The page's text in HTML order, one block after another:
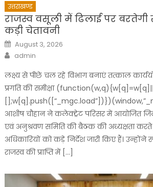
उत्तराखण्ड
राजस्व वसूली में ढिलाई पर बरतेगी
कड़ी चेतावनी
Posted
on
August 3, 2026
Author
admin
लक्ष्य से पीछे चल रहे विभाग बनाएं तत्काल
प्रगति की समीक्षा (function(w,q){w[q]=w[q]||
आशीष चौहान ने कलेक्ट्रेट परिसर में आयोजित
एवं अनुश्रवण समिति की बैठक की अध्यक्षता करते
अधिकारियों को कड़े निर्देश जारी किए हैं। उन्होंने
राजस्व की प्राप्ति में […]